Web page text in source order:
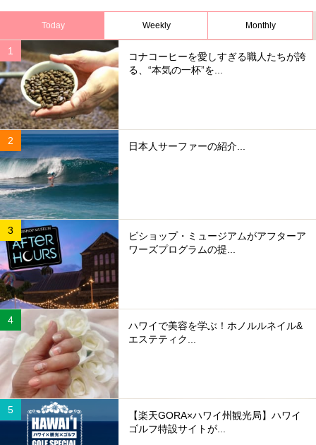
Today Weekly Monthly
コナコーヒーを愛しすぎる職人たちが誇
る、“本気の一杯”を...
日本人サーファーの紹介...
ビショップ・ミュージアムがアフターア
ワーズプログラムの提...
ハワイで美容を学ぶ！ホノルルネイル&
エステティク...
【楽天GORA×ハワイ州観光局】ハワイ
ゴルフ特設サイトが...